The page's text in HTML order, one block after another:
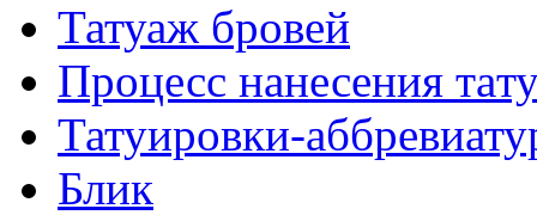
Татуаж бровей
Процесс нанесения
Татуировки-
Блик